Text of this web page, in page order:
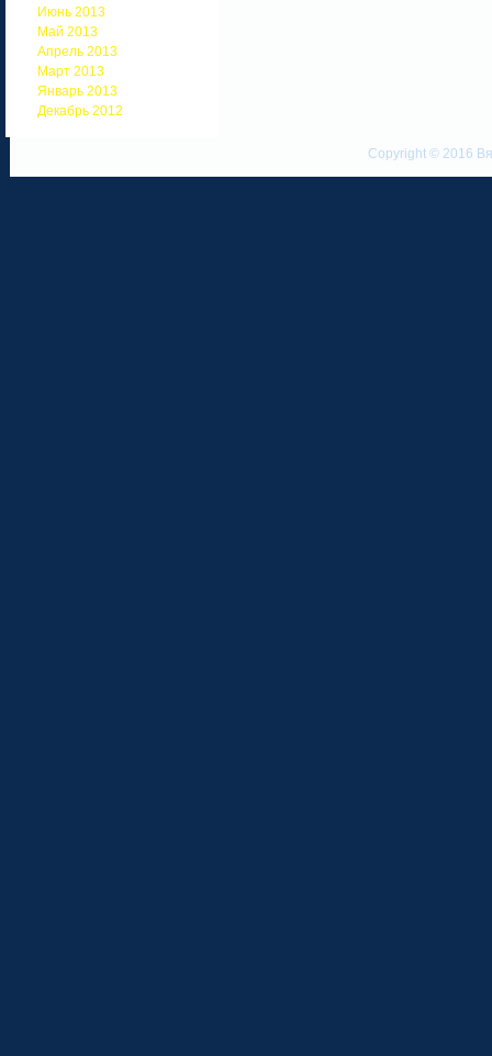
Июнь 2013
Май 2013
Апрель 2013
Март 2013
Январь 2013
Декабрь 2012
Copyright © 2016